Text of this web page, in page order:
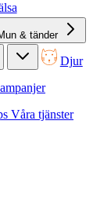
& tänder
Djur
Våra tjänster